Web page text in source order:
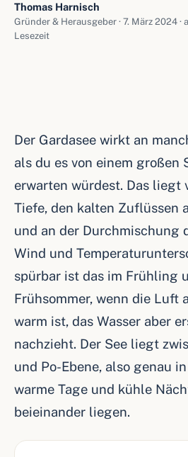
Thomas Harnisch
Gründer & Herausgeber · 7. März 2024 ·
Lesezeit
Der Gardasee wirkt an
als du es von einem großen
erwarten würdest. Das liegt
Tiefe, den kalten Zuflüssen
und an der Durchmischung
Wind und
spürbar ist das im Frühling
Frühsommer, wenn die Luft
warm ist, das Wasser aber
nachzieht. Der See liegt
und Po-Ebene, also genau
warme Tage und kühle
beieinander liegen.